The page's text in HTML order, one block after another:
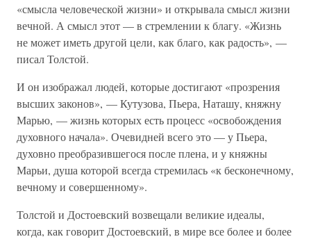
«смысла человеческой жизни» и открывала смысл жизни
вечной. А смысл этот — в стремлении к благу. «Жизнь
не может иметь другой цели, как благо, как радость», —
писал Толстой.
И он изображал людей, которые достигают «прозрения
высших законов», — Кутузова, Пьера, Наташу, княжну
Марью, — жизнь которых есть процесс «освобождения
духовного начала». Очевидней всего это — у Пьера,
духовно преобразившегося после плена, и у княжны
Марьи, душа которой всегда стремилась «к бесконечному,
вечному и совершенному».
Толстой и Достоевский возвещали великие идеалы,
когда, как говорит Достоевский, в мире все более и более